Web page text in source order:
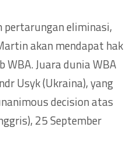
pertarungan eliminasi,
akan mendapat hak
Juara dunia WBA
Usyk (Ukraina), yang
decision atas
25 September